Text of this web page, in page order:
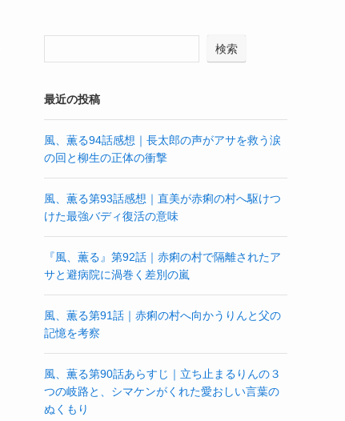
検索
最近の投稿
風、薫る94話感想｜長太郎の声がアサを救う涙
の回と柳生の正体の衝撃
風、薫る第93話感想｜直美が赤痢の村へ駆けつ
けた最強バディ復活の意味
『風、薫る』第92話｜赤痢の村で隔離されたア
サと避病院に渦巻く差別の嵐
風、薫る第91話｜赤痢の村へ向かうりんと父の
記憶を考察
風、薫る第90話あらすじ｜立ち止まるりんの３
つの岐路と、シマケンがくれた愛おしい言葉の
ぬくもり